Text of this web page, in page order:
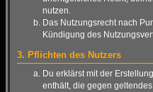
nutzen.
Das Nutzungsrecht nach
Kündigung des
3. Pflichten des Nutzers
Du erklärst mit der
enthält, die gegen